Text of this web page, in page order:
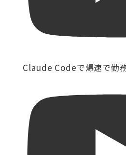
Claude Codeで爆速で勤